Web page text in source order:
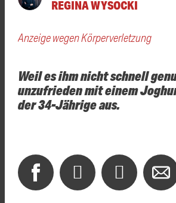
REGINA WYSOCKI
Anzeige wegen Körperverletzung
Weil es ihm nicht schnell
unzufrieden mit einem
der 34-Jährige aus.